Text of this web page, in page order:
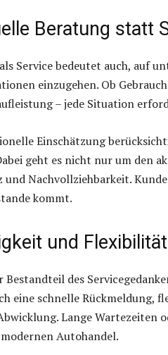
Beratung statt
Service bedeutet auch, auf
einzugehen. Ob
– jede Situation
Einschätzung
geht es nicht nur um den
und Nachvollziehbarkeit.
kommt.
und
des
eine schnelle Rückmeldung,
Lange Wartezeiten
Autohandel.